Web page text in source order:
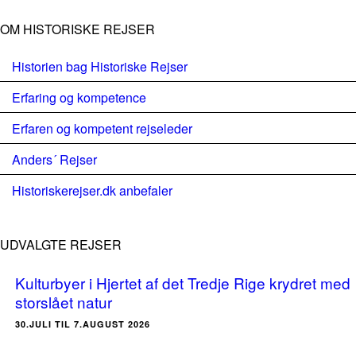
OM HISTORISKE REJSER
Historien bag Historiske Rejser
Erfaring og kompetence
Erfaren og kompetent rejseleder
Anders´ Rejser
Historiskerejser.dk anbefaler
UDVALGTE REJSER
Kulturbyer i Hjertet af det Tredje Rige krydret med
storslået natur
30.JULI TIL 7.AUGUST 2026